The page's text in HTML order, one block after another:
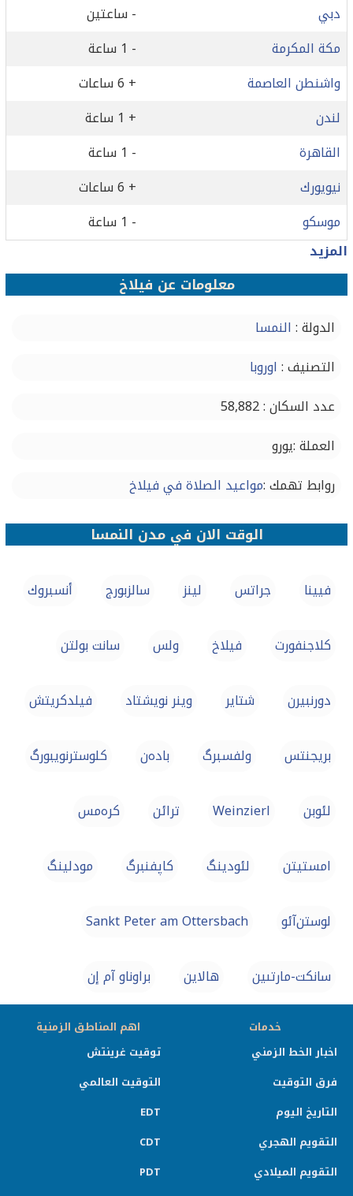
دبي
- ساعتين
مكة المكرمة
- 1 ساعة
واشنطن العاصمة
+ 6 ساعات
لندن
+ 1 ساعة
القاهرة
- 1 ساعة
نيويورك
+ 6 ساعات
موسكو
- 1 ساعة
المزيد
معلومات عن فيلاخ
الدولة : النمسا
التصنيف : اوروبا
عدد السكان : 58,882
العملة :يورو
روابط تهمك :مواعيد الصلاة في فيلاخ
الوقت الان في مدن النمسا
فيينا جراتس لينز سالزبورج أنسبروك
كلاجنفورت فيلاخ ولس سانت بولتن
دورنبيرن شتاير وينر نويشتاد فيلدكريتش
بريجنتس ولفسبرگ بادەن کلوسترنویبورگ
لئوبن Weinzierl ترائن كرەمس
امستيتن لئودینگ کاپفنبرگ مودلینگ
لوستن‌آئو Sankt Peter am Ottersbach
سانكت-مارتىين هالاین براوناو آم إن
خدمات
اخبار الخط الزمني
فرق التوقيت
التاريخ اليوم
التقويم الهجري
التقويم الميلادي
اهم المناطق الزمنية
توقيت غرينتش
التوقيت العالمي
EDT
CDT
PDT